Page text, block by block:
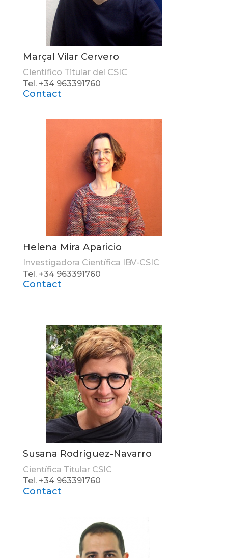
Marçal Vilar Cervero
Científico Titular del CSIC
Tel. +34 963391760
Contact
Helena Mira Aparicio
Investigadora Científica IBV-CSIC
Tel. +34 963391760
Contact
Susana Rodríguez-Navarro
Científica Titular CSIC
Tel. +34 963391760
Contact